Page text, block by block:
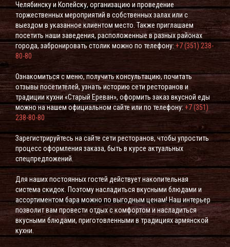
Челябинску и Копейску, организацию и проведение
торжественных мероприятий в собственных залах или с
выездом в указанное клиентом место. Также приглашаем
посетить наши заведения, расположенные в разных районах
города, забронировать столик можно по телефону:+7 (351) 238-
80-80
Ознакомиться с меню, получить консультацию, почитать
отзывы посетителей, узнать историю сети ресторанов и
традиции кухни «Старый Ереван», оформить заказ вкусной еды
можно на нашем официальном сайте или по телефону: +7 (351)
238-80-80
Зарегистрируйтесь на сайте сети ресторанов, чтобы упростить
процесс оформления заказа, быть в курсе актуальных
спецпредложений.
Для наших постоянных гостей действует накопительная
система скидок. Поэтому насладиться вкусными блюдами и
ассортиментом бара можно по выгодным ценам! Наш интерьер
позволит вам провести отдых с комфортом и насладиться
вкусными блюдами, приготовленными в традициях армянской
кухни.